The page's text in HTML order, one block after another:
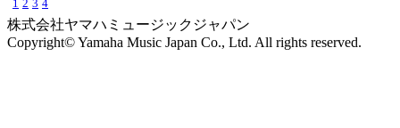
1 2 3 4
株式会社ヤマハミュージックジャパン
Copyright© Yamaha Music Japan Co., Ltd. All rights reserved.